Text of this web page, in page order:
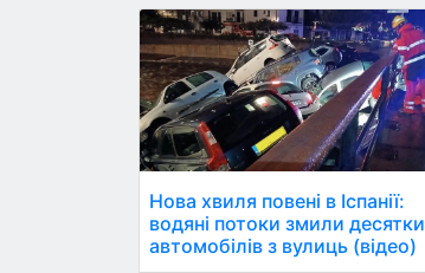
Нова хвиля повені в Іспанії:
водяні потоки змили десятки
автомобілів з вулиць (відео)